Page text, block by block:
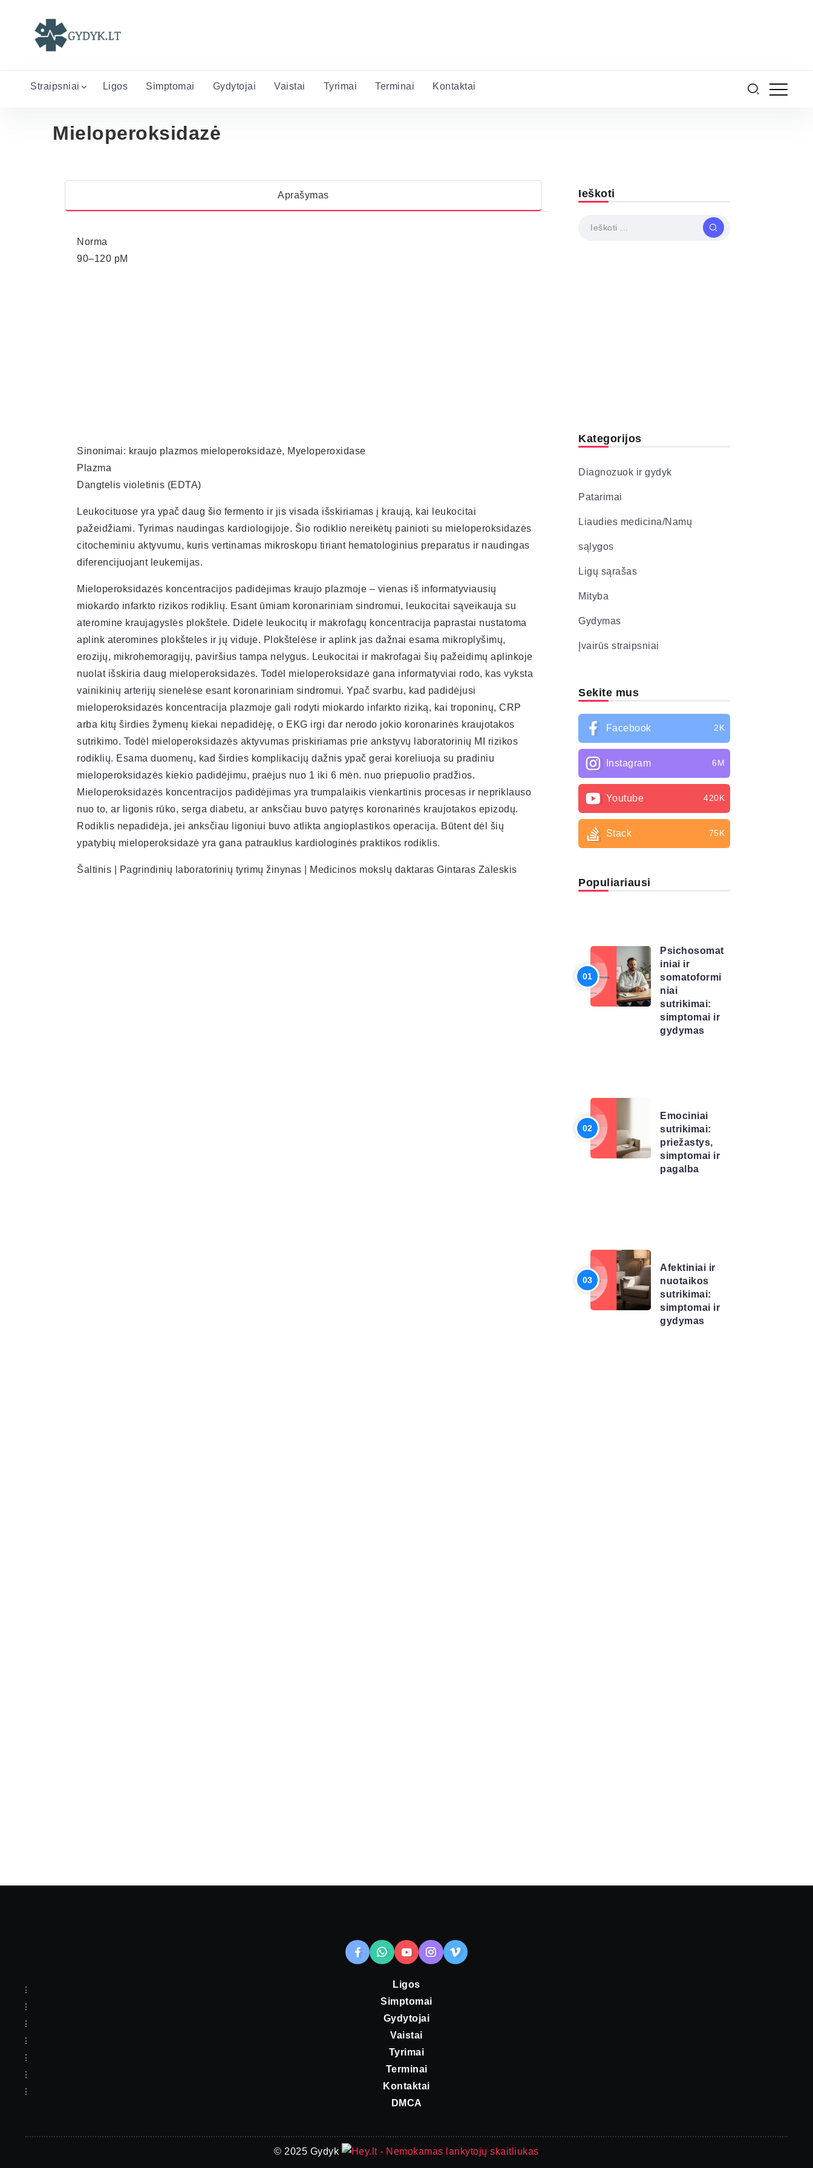
Straipsniai Ligos Simptomai Gydytojai Vaistai Tyrimai Terminai Kontaktai
Mieloperoksidazė
Aprašymas
Norma
90–120 pM
Sinonimai: kraujo plazmos mieloperoksidazė, Myeloperoxidase
Plazma
Dangtelis violetinis (EDTA)
Leukocituose yra ypač daug šio fermento ir jis visada išskiriamas į kraują, kai leukocitai
pažeidžiami. Tyrimas naudingas kardiologijoje. Šio rodiklio nereikėtų painioti su mieloperoksidazės
citocheminiu aktyvumu, kuris vertinamas mikroskopu tiriant hematologinius preparatus ir naudingas
diferencijuojant leukemijas.
Mieloperoksidazės koncentracijos padidėjimas kraujo plazmoje – vienas iš informatyviausių
miokardo infarkto rizikos rodiklių. Esant ūmiam koronariniam sindromui, leukocitai sąveikauja su
ateromine kraujagyslės plokštele. Didelė leukocitų ir makrofagų koncentracija paprastai nustatoma
aplink ateromines plokšteles ir jų viduje. Plokštelėse ir aplink jas dažnai esama mikroplyšimų,
erozijų, mikrohemoragijų, paviršius tampa nelygus. Leukocitai ir makrofagai šių pažeidimų aplinkoje
nuolat išskiria daug mieloperoksidazės. Todėl mieloperoksidazė gana informatyviai rodo, kas vyksta
vainikinių arterijų sienelėse esant koronariniam sindromui. Ypač svarbu, kad padidėjusi
mieloperoksidazės koncentracija plazmoje gali rodyti miokardo infarkto riziką, kai troponinų, CRP
arba kitų širdies žymenų kiekai nepadidėję, o EKG irgi dar nerodo jokio koronarinės kraujotakos
sutrikimo. Todėl mieloperoksidazės aktyvumas priskiriamas prie ankstyvų laboratorinių MI rizikos
rodiklių. Esama duomenų, kad širdies komplikacijų dažnis ypač gerai koreliuoja su pradiniu
mieloperoksidazės kiekio padidėjimu, praėjus nuo 1 iki 6 mėn. nuo priepuolio pradžios.
Mieloperoksidazės koncentracijos padidėjimas yra trumpalaikis vienkartinis procesas ir nepriklauso
nuo to, ar ligonis rūko, serga diabetu, ar anksčiau buvo patyręs koronarinės kraujotakos epizodų.
Rodiklis nepadidėja, jei anksčiau ligoniui buvo atlikta angioplastikos operacija. Būtent dėl šių
ypatybių mieloperoksidazė yra gana patrauklus kardiologinės praktikos rodiklis.
Šaltinis | Pagrindinių laboratorinių tyrimų žinynas | Medicinos mokslų daktaras Gintaras Zaleskis
Ieškoti
Kategorijos
Diagnozuok ir gydyk
Patarimai
Liaudies medicina/Namų
sąlygos
Ligų sąrašas
Mityba
Gydymas
Įvairūs straipsniai
Sekite mus
Facebook 2K
Instagram 6M
Youtube 420K
Stack 75K
Populiariausi
Psichosomat
iniai ir
somatoformi
niai
sutrikimai:
simptomai ir
gydymas
Emociniai
sutrikimai:
priežastys,
simptomai ir
pagalba
Afektiniai ir
nuotaikos
sutrikimai:
simptomai ir
gydymas
Ligos
Simptomai
Gydytojai
Vaistai
Tyrimai
Terminai
Kontaktai
DMCA
© 2025 Gydyk